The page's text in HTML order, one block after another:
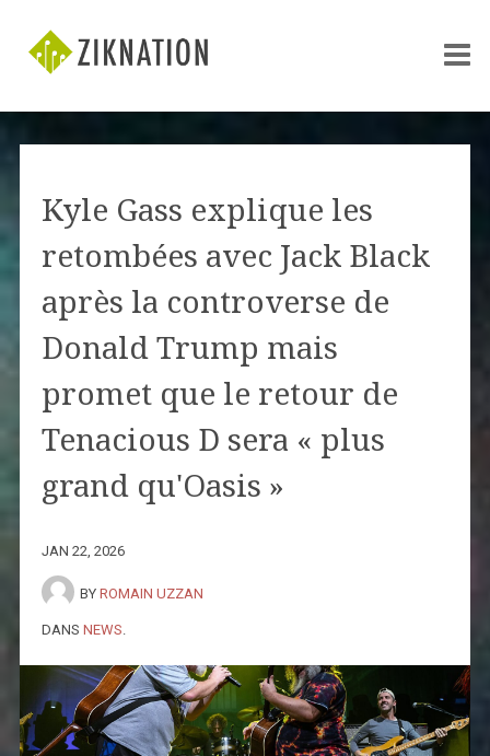
Kyle Gass explique les
retombées avec Jack Black
après la controverse de
Donald Trump mais
promet que le retour de
Tenacious D sera « plus
grand qu'Oasis »
JAN 22, 2026
BY ROMAIN UZZAN
DANS NEWS